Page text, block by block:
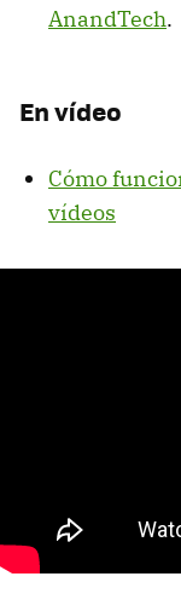
AnandTech.
En vídeo
Cómo
vídeos